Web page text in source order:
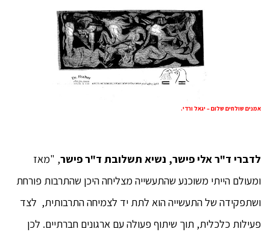
אמנים שולחים שלום – יגאל ורדי.
לדברי ד"ר אלי פישר, נשיא תשלובת ד"ר פישר, "מאז
ומעולם הייתי משוכנע שהתעשייה מצליחה היכן שהתרבות פורחת
ושתפקידה של התעשייה הוא לתת יד לצמיחה התרבותית, לצד
פעילות כלכלית, תוך שיתוף פעולה עם ארגונים חברתיים. לכן